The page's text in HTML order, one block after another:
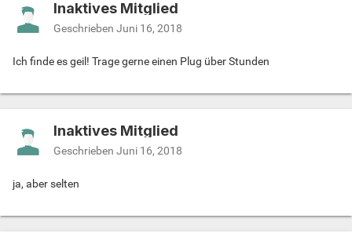
Inaktives Mitglied
Geschrieben Juni 16, 2018
Ich finde es geil! Trage gerne einen Plug über Stunden
Inaktives Mitglied
Geschrieben Juni 16, 2018
ja, aber selten